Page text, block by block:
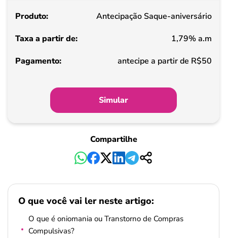
de
Pagamento
Antecipação Saque-aniversário
1,79% a.m
antecipe a partir de R$50
Simular
Compartilhe
O que você vai ler neste artigo:
O que é oniomania ou Transtorno de Compras
Compulsivas?